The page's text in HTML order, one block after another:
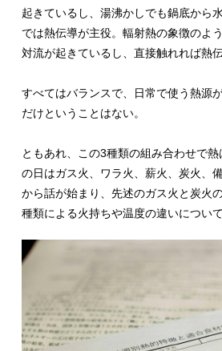
起きているし、湯沸かしでも鍋底から
では熱伝導が主役。輻射熱の象徴のよ
対流が起きているし、直接触れれば熱
すべてはバランスで、日常で使う熱源
だけということはない。
ともあれ、この3種類の組み合わせで熱
の日はガス火、ワラ火、薪火、炭火、
から話が始まり、先述のガス火と炭火
種類による火持ちや温度の違いについ